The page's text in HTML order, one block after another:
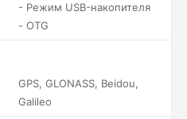
- Режим USB-накопителя
- OTG
GPS, GLONASS, Beidou,
Galileo